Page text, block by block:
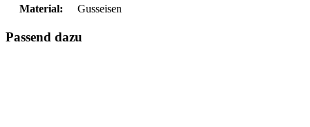
Material:
Gusseisen
Passend dazu